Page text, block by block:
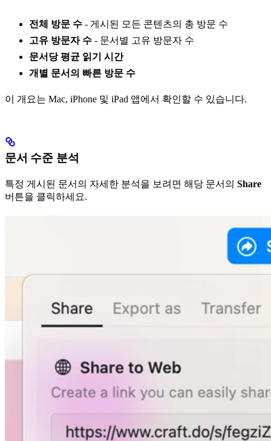
전체 방문 수 - 게시된 모든 콘텐츠의 총 방문 수
고유 방문자 수 - 문서별 고유 방문자 수
문서당 평균 읽기 시간
개별 문서의 빠른 방문 수
이 개요는 Mac, iPhone 및 iPad 앱에서 확인할 수 있습니다.
문서 수준 분석
특정 게시된 문서의 자세한 분석을 보려면 해당 문서의 Share
버튼을 클릭하세요.